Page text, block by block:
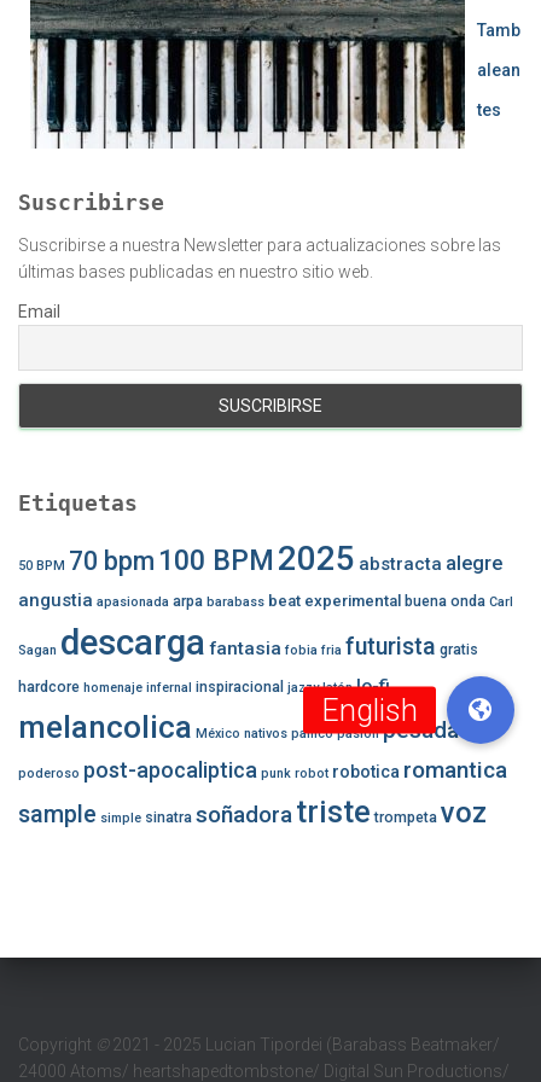
Tamb
alean
tes
Suscribirse
Suscribirse a nuestra Newsletter para actualizaciones sobre las
últimas bases publicadas en nuestro sitio web.
Email
Etiquetas
50 BPM 70 bpm 100 BPM 2025 abstracta alegre
angustia apasionada arpa barabass beat experimental buena onda Carl
Sagan descarga fantasia fobia fria futurista gratis
hardcore homenaje infernal inspiracional jazzy latón lo-fi
melancolica México nativos panico pasion pesada
poderoso post-apocaliptica punk robot robotica romantica
sample simple sinatra soñadoratriste trompeta voz
Copyright ©2021 - 2025 Lucian Tipordei (Barabass Beatmaker/
24000 Atoms/ heartshapedtombstone/ Digital Sun Productions/